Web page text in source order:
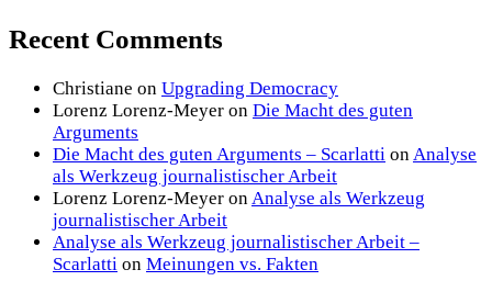
Recent Comments
Christiane on Upgrading Democracy
Lorenz Lorenz-Meyer on Die Macht des guten
Arguments
Die Macht des guten Arguments – Scarlatti onAnalyse
als Werkzeug journalistischer Arbeit
Lorenz Lorenz-Meyer onAnalyse als Werkzeug
journalistischer Arbeit
Analyse als Werkzeug journalistischer Arbeit –
Scarlatti on Meinungen vs. Fakten